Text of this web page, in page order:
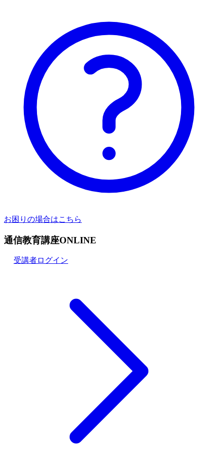
お困りの場合はこちら
通信教育講座ONLINE
受講者ログイン